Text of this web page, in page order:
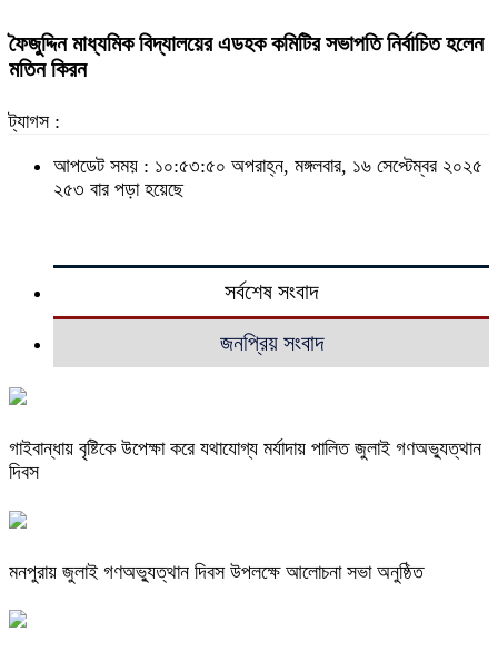
ফৈজুদ্দিন মাধ্যমিক বিদ্যালয়ের এডহক কমিটির সভাপতি নির্বাচিত হলেন
মতিন কিরন
ট্যাগস :
আপডেট সময় : ১০:৫৩:৫০ অপরাহ্ন, মঙ্গলবার, ১৬ সেপ্টেম্বর ২০২৫
২৫৩ বার পড়া হয়েছে
সর্বশেষ সংবাদ
জনপ্রিয় সংবাদ
গাইবান্ধায় বৃষ্টিকে উপেক্ষা করে যথাযোগ্য মর্যাদায় পালিত জুলাই গণঅভ্যুত্থান
দিবস
মনপুরায় জুলাই গণঅভ্যুত্থান দিবস উপলক্ষে আলোচনা সভা অনুষ্ঠিত